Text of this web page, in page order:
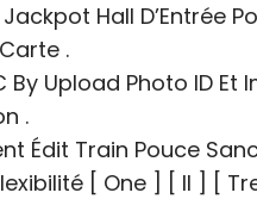
Hall D’Entrée
.
By Upload Photo ID Et
.
Édit Train Pouce
[ One ] [ II ] [